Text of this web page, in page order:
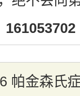
161053702
帕金森氏